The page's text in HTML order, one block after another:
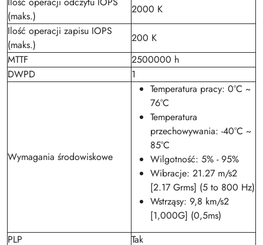
(maks.)
2000 K
Ilość operacji zapisu IOPS
(maks.)
200 K
MTTF
2500000 h
DWPD
1
Wymagania środowiskowe
Temperatura pracy: 0°C ~
76°C
Temperatura
przechowywania: -40°C ~
85°C
Wilgotność: 5% - 95%
Wibracje: 21.27 m/s2
[2.17 Grms] (5 to 800 Hz)
Wstrząsy: 9,8 km/s2
[1,000G] (0,5ms)
PLP
Tak